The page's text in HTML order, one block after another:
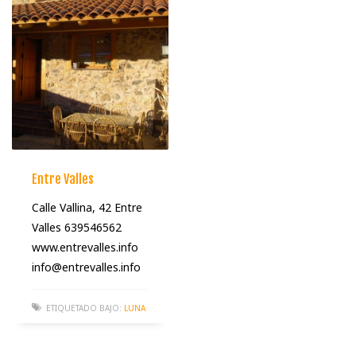
Entre Valles
Calle Vallina, 42 Entre
Valles 639546562
www.entrevalles.info
info@entrevalles.info
ETIQUETADO BAJO: LUNA